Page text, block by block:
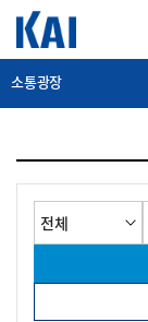
소통광장